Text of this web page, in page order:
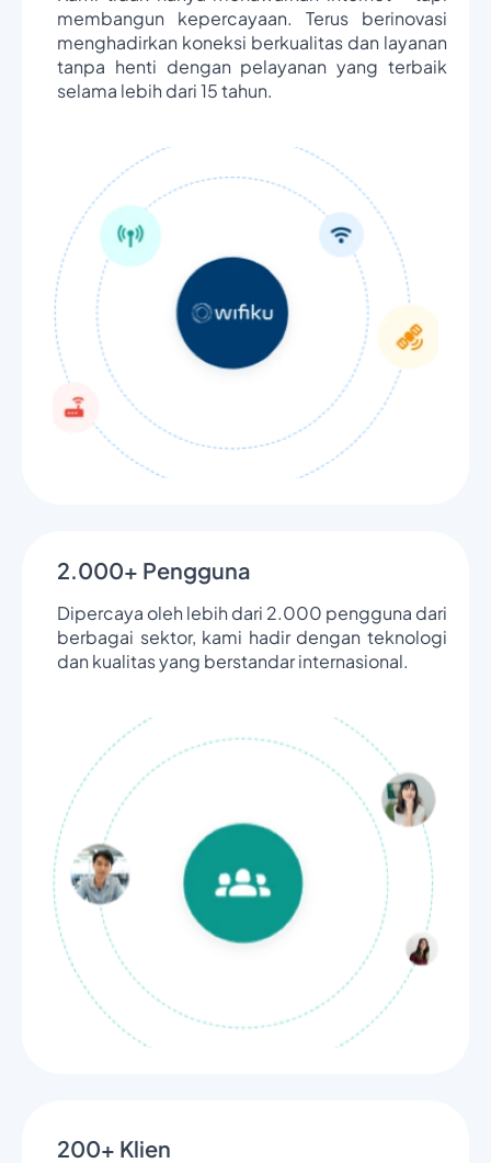
membangun kepercayaan. Terus berinovasi
menghadirkan koneksi berkualitas dan layanan
tanpa henti dengan pelayanan yang terbaik
selama lebih dari 15 tahun.
2.000+ Pengguna
Dipercaya oleh lebih dari 2.000 pengguna dari
berbagai sektor, kami hadir dengan teknologi
dan kualitas yang berstandar internasional.
200+ Klien